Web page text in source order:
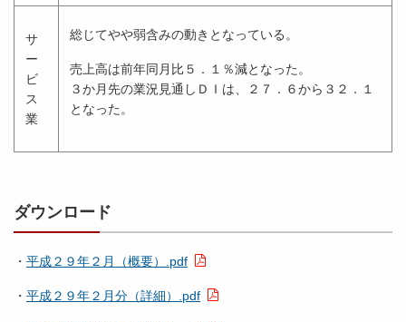
サ
ー
ビ
ス
業
総じてやや弱含みの動きとなっている。
売上高は前年同月比５．１％減となった。
３か月先の業況見通しＤＩは、２７．６から３２．１
となった。
ダウンロード
・ 平成２９年２月（概要）.pdf
・ 平成２９年２月分（詳細）.pdf